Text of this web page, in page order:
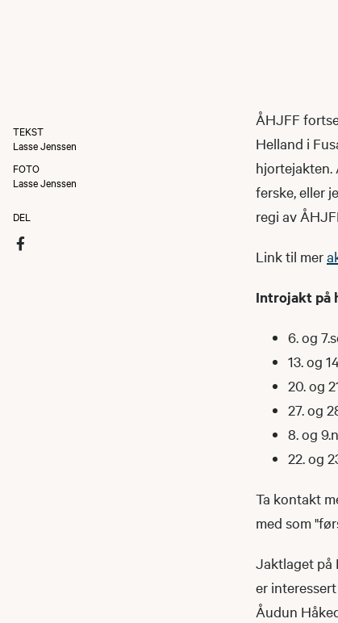
TEKST
Lasse Jenssen
FOTO
Lasse Jenssen
DEL
ÅHJFF
Helland i
hjortejakten.
ferske, eller
regi av
Link til mer
Introjakt på
6. og
13. og
20. og
27. og
8. og
22. og
Ta kontakt
med som
Jaktlaget på
er
Åudun